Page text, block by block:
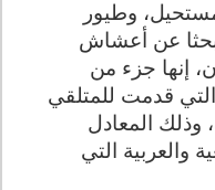
وطيور
بحثا عن أعشاش
إنها جزء من
التي قدمت للمتلقي
وذلك المعادل
والعربية التي